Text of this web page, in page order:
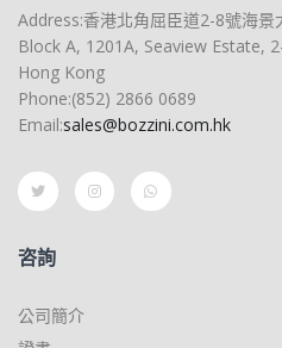
Address:香港北角屈臣道2-8號海景
Block A, 1201A, Seaview Estate,
Hong Kong
Phone:(852) 2866 0689
Email:sales@bozzini.com.hk
咨詢
公司簡介